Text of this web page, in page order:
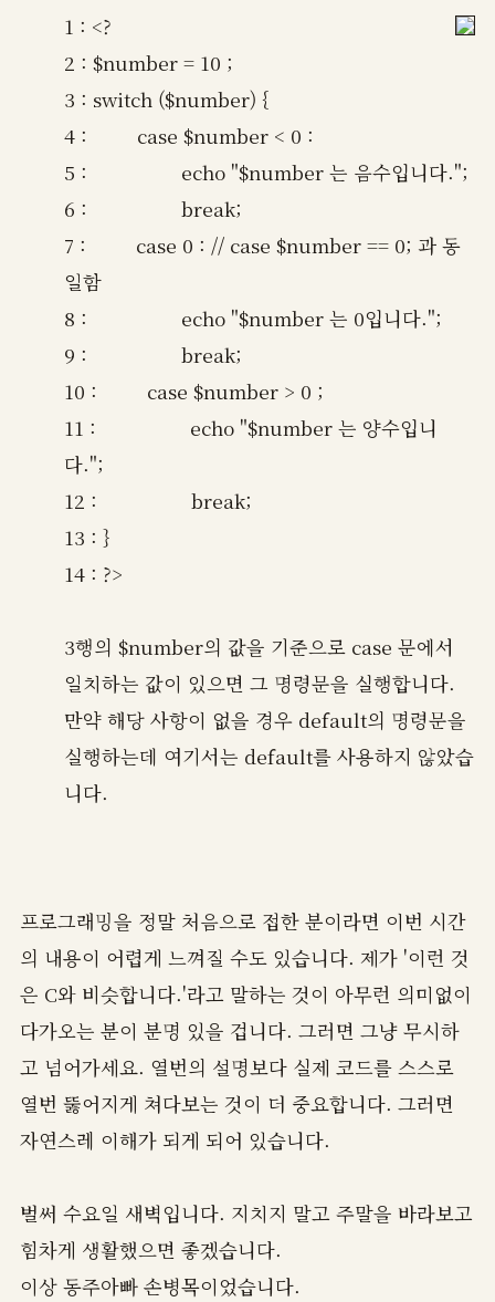
1 : <?
2 : $number = 10 ;
3 : switch ($number) {
4 : case $number < 0 :
5 : echo "$number 는 음수입니다.";
6 : break;
7 : case 0 : // case $number == 0; 과 동
일함
8 : echo "$number 는 0입니다.";
9 : break;
10 : case $number > 0 ;
11 : echo "$number 는 양수입니
다.";
12 : break;
13 : }
14 : ?>
3행의 $number의 값을 기준으로 case 문에서
일치하는 값이 있으면 그 명령문을 실행합니다.
만약 해당 사항이 없을 경우 default의 명령문을
실행하는데 여기서는 default를 사용하지 않았습
니다.
프로그래밍을 정말 처음으로 접한 분이라면 이번 시간
의 내용이 어렵게 느껴질 수도 있습니다. 제가 '이런 것
은 C와 비슷합니다.'라고 말하는 것이 아무런 의미없이
다가오는 분이 분명 있을 겁니다. 그러면 그냥 무시하
고 넘어가세요. 열번의 설명보다 실제 코드를 스스로
열번 뚫어지게 쳐다보는 것이 더 중요합니다. 그러면
자연스레 이해가 되게 되어 있습니다.
벌써 수요일 새벽입니다. 지치지 말고 주말을 바라보고
힘차게 생활했으면 좋겠습니다.
이상 동주아빠 손병목이었습니다.